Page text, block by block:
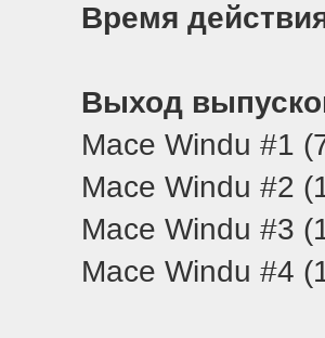
Время
Выход
Mace Windu #1
Mace Windu #2
Mace Windu #3
Mace Windu #4